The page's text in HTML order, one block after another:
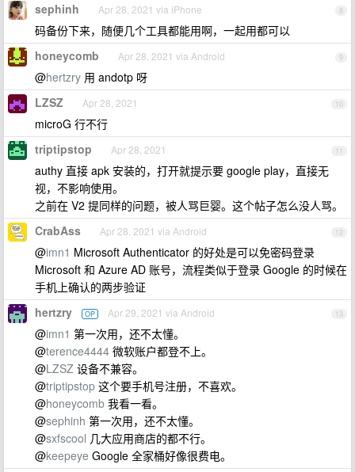
8
sephinh Apr 28, 2021 via iPhone
码备份下来，随便几个工具都能用啊，一起用都可以
9
honeycomb Apr 28, 2021 via Android
@hertzry 用 andotp 呀
10
LZSZ Apr 28, 2021
microG 行不行
11
triptipstop Apr 28, 2021
authy 直接 apk 安装的，打开就提示要 google play，直接无
视，不影响使用。
之前在 V2 提同样的问题，被人骂巨婴。这个帖子怎么没人骂。
12
CrabAss Apr 28, 2021 via Android
@imn1 Microsoft Authenticator 的好处是可以免密码登录
Microsoft 和 Azure AD 账号，流程类似于登录 Google 的时候在
手机上确认的两步验证
13
hertzry OP Apr 29, 2021 via Android
@imn1 第一次用，还不太懂。
@terence4444 微软账户都登不上。
@LZSZ 设备不兼容。
@triptipstop 这个要手机号注册，不喜欢。
@honeycomb 我看一看。
@sephinh 第一次用，还不太懂。
@sxfscool 几大应用商店的都不行。
@keepeye Google 全家桶好像很费电。